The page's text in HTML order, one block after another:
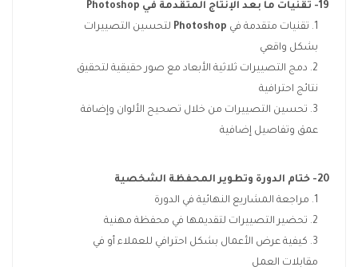
19- تقنيات ما بعد الإنتاج المتقدمة في
تقنيات متقدمة في Photoshop لتحسين التصييرات
بشكل واقعي
دمج التصييرات ثلاثية الأبعاد مع صور حقيقية لتحقيق
نتائج احترافية
تحسين التصييرات من خلال تصحيح الألوان وإضافة
عمق وتفاصيل إضافية
20- ختام الدورة وتطوير المحفظة الشخصية
مراجعة المشاريع النهائية في الدورة
تحضير التصييرات لتقديمها في محفظة مهنية
كيفية عرض الأعمال بشكل احترافي للعملاء أو في
مقابلات العمل